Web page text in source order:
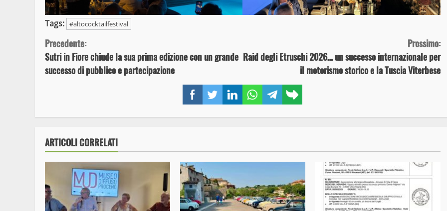
FacebookTwitterLinkedInWhatsAppTelegram
link
Tags: #altococktailfestival
Continue
Reading
Precedente:
Sutri in Fiore chiude la sua prima edizione con un grande
successo di pubblico e partecipazione
Prossimo:
Raid degli Etruschi 2026… un successo internazionale per
il motorismo storico e la Tuscia Viterbese
ARTICOLI CORRELATI